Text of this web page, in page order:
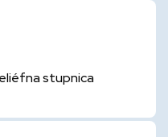
stupnica